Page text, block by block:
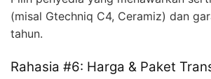
(misal Gtechniq C4, Ceramiz) dan
tahun.
Rahasia #6: Harga & Paket